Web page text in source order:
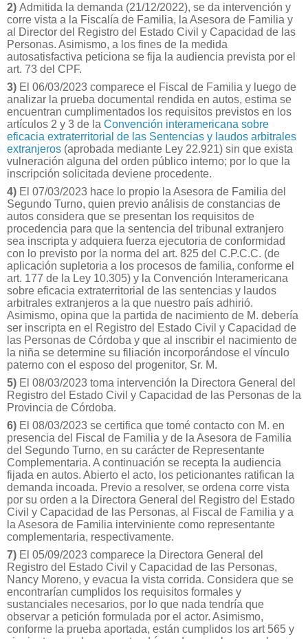
2) Admitida la demanda (21/12/2022), se da intervención y
corre vista a la Fiscalía de Familia, la Asesora de Familia y
al Director del Registro del Estado Civil y Capacidad de las
Personas. Asimismo, a los fines de la medida
autosatisfactiva peticiona se fija la audiencia prevista por el
art. 73 del CPF.
3) El 06/03/2023 comparece el Fiscal de Familia y luego de
analizar la prueba documental rendida en autos, estima se
encuentran cumplimentados los requisitos previstos en los
artículos 2 y 3 de la Convención interamericana sobre
eficacia extraterritorial de las Sentencias y laudos arbitrales
extranjeros (aprobada mediante Ley 22.921) sin que exista
vulneración alguna del orden público interno; por lo que la
inscripción solicitada deviene procedente.
4) El 07/03/2023 hace lo propio la Asesora de Familia del
Segundo Turno, quien previo análisis de constancias de
autos considera que se presentan los requisitos de
procedencia para que la sentencia del tribunal extranjero
sea inscripta y adquiera fuerza ejecutoria de conformidad
con lo previsto por la norma del art. 825 del C.P.C.C. (de
aplicación supletoria a los procesos de familia, conforme el
art. 177 de la Ley 10.305) y la Convención Interamericana
sobre eficacia extraterritorial de las sentencias y laudos
arbitrales extranjeros a la que nuestro país adhirió.
Asimismo, opina que la partida de nacimiento de M. debería
ser inscripta en el Registro del Estado Civil y Capacidad de
las Personas de Córdoba y que al inscribir el nacimiento de
la niña se determine su filiación incorporándose el vínculo
paterno con el esposo del progenitor, Sr. M.
5) El 08/03/2023 toma intervención la Directora General del
Registro del Estado Civil y Capacidad de las Personas de la
Provincia de Córdoba.
6) El 08/03/2023 se certifica que tomé contacto con M. en
presencia del Fiscal de Familia y de la Asesora de Familia
del Segundo Turno, en su carácter de Representante
Complementaria. A continuación se recepta la audiencia
fijada en autos. Abierto el acto, los peticionantes ratifican la
demanda incoada. Previo a resolver, se ordena corre vista
por su orden a la Directora General del Registro del Estado
Civil y Capacidad de las Personas, al Fiscal de Familia y a
la Asesora de Familia interviniente como representante
complementaria, respectivamente.
7) El 05/09/2023 comparece la Directora General del
Registro del Estado Civil y Capacidad de las Personas,
Nancy Moreno, y evacua la vista corrida. Considera que se
encontrarían cumplidos los requisitos formales y
sustanciales necesarios, por lo que nada tendría que
observar a petición formulada por el actor. Asimismo,
conforme la prueba aportada, están cumplidos los art 565 y